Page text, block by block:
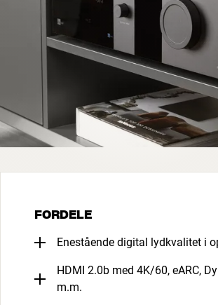
FORDELE
Enestående digital lydkvalitet i
HDMI 2.0b med 4K/60, eARC,
m.m.